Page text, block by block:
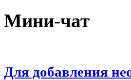
Мини-чат
Для добавления